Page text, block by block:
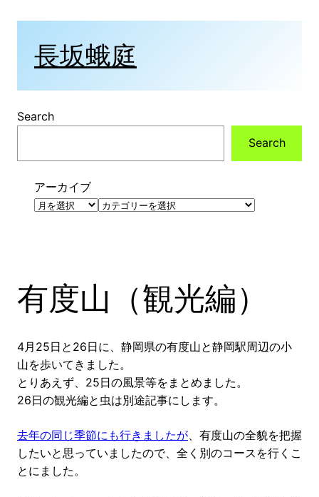
長坂蛾庭
Search
Search
アーカイブ
カ
有度山（観光編）
4月25日と26日に、静岡県の有度山と静岡駅周辺の小
山を歩いてきました。
とりあえず、25日の風景等をまとめました。
26日の観光編と虫は別途記事にします。
去年の同じ季節にも行きましたが 、有度山の全貌を把握
したいと思っていましたので、全く別のコースを行くこ
とにました。